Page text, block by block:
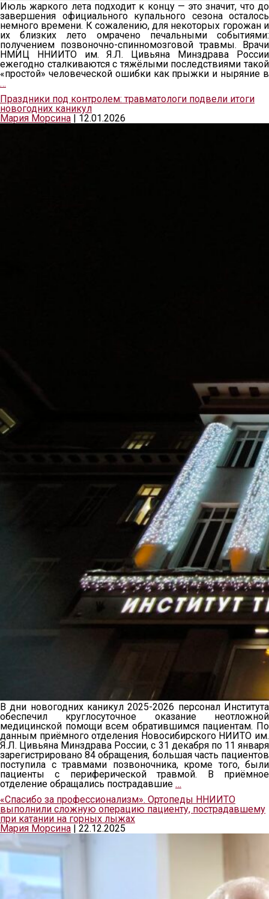
Июль жаркого лета подходит к концу — это значит, что до
завершения официального купального сезона осталось
немного времени. К сожалению, для некоторых горожан и
их близких лето омрачено печальными событиями:
получением позвоночно-спинномозговой травмы. Врачи
НМИЦ ННИИТО им. Я.Л. Цивьяна Минздрава России
ежегодно сталкиваются с тяжёлыми последствиями такой
«простой» человеческой ошибки как прыжки и ныряние в
…
Праздники под контролем: травматологи подвели итоги
новогодних каникул
Мария Морсина
12.01.2026
В дни новогодних каникул 2025-2026 персонал Института
обеспечил круглосуточное оказание неотложной
медицинской помощи всем обратившимся пациентам. По
данным приёмного отделения Новосибирского НИИТО им.
Я.Л. Цивьяна Минздрава России, с 31 декабря по 11 января
зарегистрировано 84 обращения, большая часть пациентов
поступила с травмами позвоночника, кроме того, были
пациенты с периферической травмой. В приёмное
отделение обращались пострадавшие …
«Спасибо за профессионализм». Ортопеды ННИИТО
выполнили сложную операцию пациенту, пострадавшему
при катании на горных лыжах
Мария Морсина
22.12.2025